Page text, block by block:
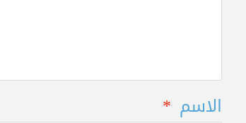
الاسم *